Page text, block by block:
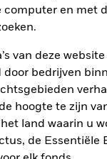
computer en met
van deze
bedrijven
hoogte te zijn
land waarin u
de Essentiële
2021 2022